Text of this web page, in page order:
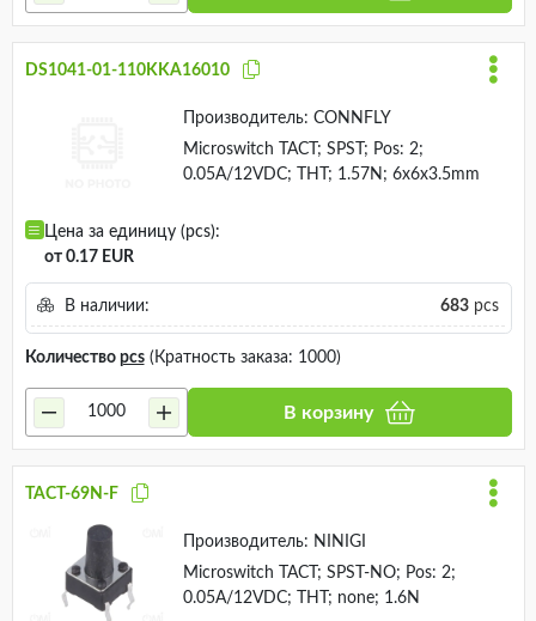
DS1041-01-110KKA16010
Производитель: CONNFLY
Microswitch TACT; SPST; Pos: 2;
0.05A/12VDC; THT; 1.57N; 6x6x3.5mm
Цена за единицу (pcs):
от 0.17 EUR
В наличии: 683pcs
Количество pcs(Кратность заказа: 1000)
В корзину
TACT-69N-F
Производитель: NINIGI
Microswitch TACT; SPST-NO; Pos: 2;
0.05A/12VDC; THT; none; 1.6N